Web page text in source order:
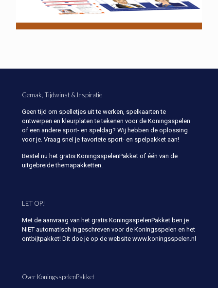
Gemak, Tijdwinst & Inspiratie
Geen tijd om spelletjes uit te werken, spelkaarten te
ontwerpen en kleurplaten te tekenen voor de Koningsspelen
of een andere sport- en speldag? Wij hebben de oplossing
voor je. Vraag snel je favoriete sport- en spelpakket aan!
Bestel nu het gratis KoningsspelenPakket of één van de
uitgebreide themapakketten.
LET OP!
Met de aanvraag van het gratis KoningsspelenPakket ben je
NIET automatisch ingeschreven voor de Koningsspelen en het
ontbijtpakket! Dit doe je op de website www.koningsspelen.nl
Over KoningsspelenPakket